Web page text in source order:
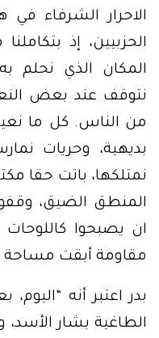
الاحرار الشرفاء في
الحزبيين، إذ
المكان الذي نحلم
نتوقف عند بعض
من الناس. كل ما
بديهية، وحريات
نمتلكها، باتت حقا
المنطق الضيق،
ان يصبحوا
مقاومة أبقت مساحة
الطاغية بشار